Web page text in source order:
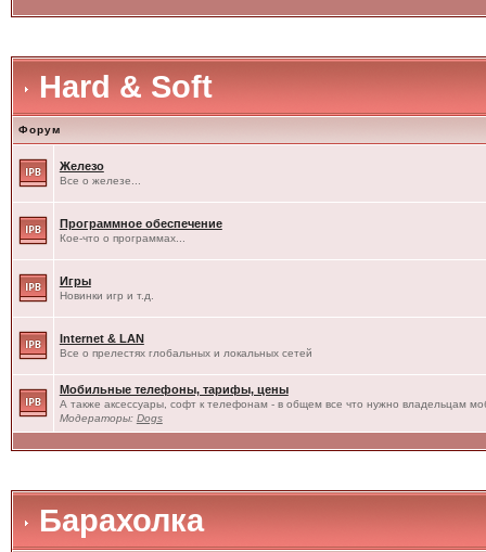
Hard & Soft
Форум
Железо
Все о железе...
Программное обеспечение
Кое-что о программах...
Игры
Новинки игр и т.д.
Internet & LAN
Все о прелестях глобальных и локальных сетей
Мобильные телефоны, тарифы, цены
А также аксессуары, софт к телефонам - в общем все что нужно владельцам
Модераторы: Dogs
Барахолка